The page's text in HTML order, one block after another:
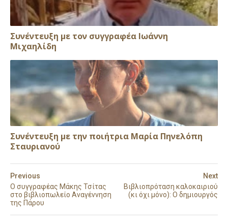
Συνέντευξη με τον συγγραφέα Ιωάννη
Μιχαηλίδη
Συνέντευξη με την ποιήτρια Μαρία Πηνελόπη
Σταυριανού
Next
Βιβλιοπρόταση καλοκαιριού
(κι όχι μόνο): Ο δημιουργός
Previous
Ο συγγραφέας Μάκης Τσίτας
στο βιβλιοπωλείο Αναγέννηση
της Πάρου